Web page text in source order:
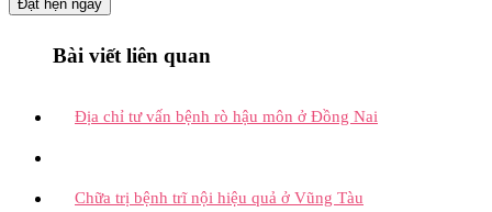
Đặt hẹn ngay
Bài viết liên quan
Địa chỉ tư vấn bệnh rò hậu môn ở Đồng Nai
Chữa trị bệnh trĩ nội hiệu quả ở Vũng Tàu